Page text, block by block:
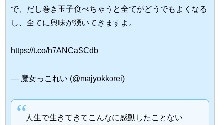
で、だし巻き玉子食べちゃうと全てがどうでもよくなる
し、全てに興味が湧いてきますよ。
https://t.co/h7ANCaSCdb
— 魔女っこれい (@majyokkorei)
人生で生きてきてこんなに感動したことない